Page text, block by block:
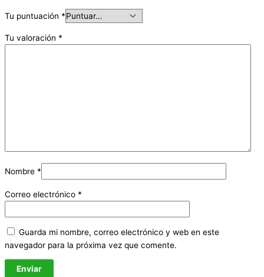
Tu puntuación *
Tu valoración *
Nombre *
Correo electrónico *
Guarda mi nombre, correo electrónico y web en este
navegador para la próxima vez que comente.